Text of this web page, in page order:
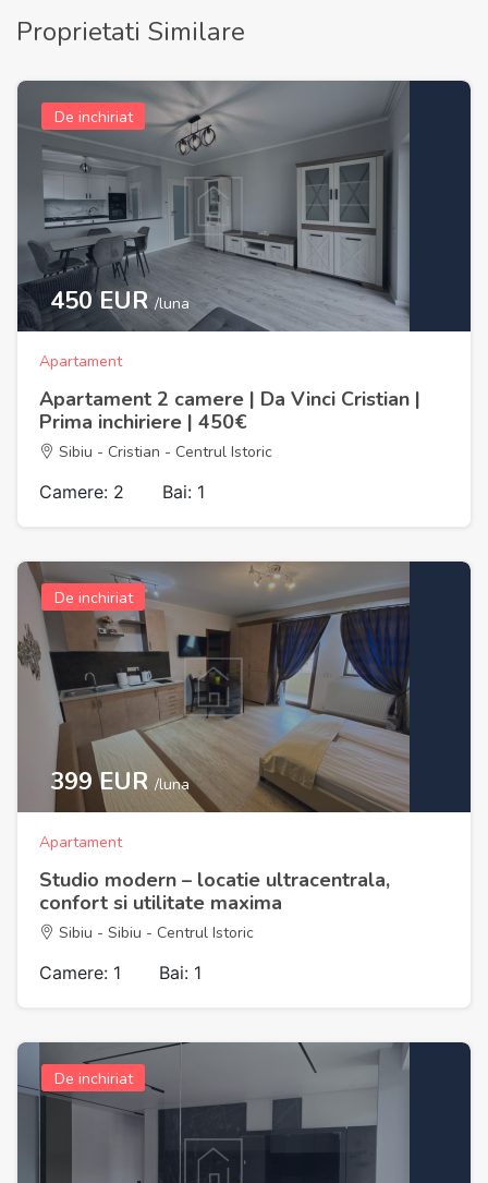
Proprietati Similare
De inchiriat
450 EUR/luna
Apartament
Apartament 2 camere | Da Vinci Cristian |
Prima inchiriere | 450€
Sibiu - Cristian - Centrul Istoric
Camere: 2 Bai: 1
De inchiriat
399 EUR /luna
Apartament
Studio modern – locatie ultracentrala,
confort si utilitate maxima
Sibiu - Sibiu - Centrul Istoric
Camere: 1 Bai: 1
De inchiriat